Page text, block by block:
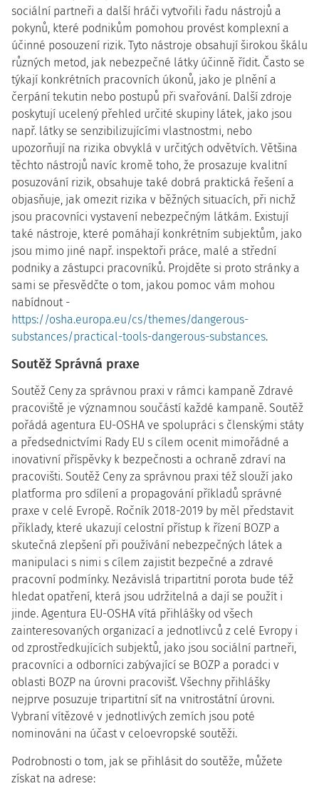
sociální partneři a další hráči vytvořili řadu nástrojů a
pokynů, které podnikům pomohou provést komplexní a
účinné posouzení rizik. Tyto nástroje obsahují širokou škálu
různých metod, jak nebezpečné látky účinně řídit. Často se
týkají konkrétních pracovních úkonů, jako je plnění a
čerpání tekutin nebo postupů při svařování. Další zdroje
poskytují ucelený přehled určité skupiny látek, jako jsou
např. látky se senzibilizujícími vlastnostmi, nebo
upozorňují na rizika obvyklá v určitých odvětvích. Většina
těchto nástrojů navíc kromě toho, že prosazuje kvalitní
posuzování rizik, obsahuje také dobrá praktická řešení a
objasňuje, jak omezit rizika v běžných situacích, při nichž
jsou pracovníci vystavení nebezpečným látkám. Existují
také nástroje, které pomáhají konkrétním subjektům, jako
jsou mimo jiné např. inspektoři práce, malé a střední
podniky a zástupci pracovníků. Projděte si proto stránky a
sami se přesvědčte o tom, jakou pomoc vám mohou
nabídnout -
https://osha.europa.eu/cs/themes/dangerous-
substances/practical-tools-dangerous-substances.
Soutěž Správná praxe
Soutěž Ceny za správnou praxi v rámci kampaně Zdravé
pracoviště je významnou součástí každé kampaně. Soutěž
pořádá agentura EU-OSHA ve spolupráci s členskými státy
a předsednictvími Rady EU s cílem ocenit mimořádné a
inovativní příspěvky k bezpečnosti a ochraně zdraví na
pracovišti. Soutěž Ceny za správnou praxi též slouží jako
platforma pro sdílení a propagování příkladů správné
praxe v celé Evropě. Ročník 2018-2019 by měl představit
příklady, které ukazují celostní přístup k řízení BOZP a
skutečná zlepšení při používání nebezpečných látek a
manipulaci s nimi s cílem zajistit bezpečné a zdravé
pracovní podmínky. Nezávislá tripartitní porota bude též
hledat opatření, která jsou udržitelná a dají se použít i
jinde. Agentura EU-OSHA vítá přihlášky od všech
zainteresovaných organizací a jednotlivců z celé Evropy i
od zprostředkujících subjektů, jako jsou sociální partneři,
pracovníci a odborníci zabývající se BOZP a poradci v
oblasti BOZP na úrovni pracovišť. Všechny přihlášky
nejprve posuzuje tripartitní síť na vnitrostátní úrovni.
Vybraní vítězové v jednotlivých zemích jsou poté
nominováni na účast v celoevropské soutěži.
Podrobnosti o tom, jak se přihlásit do soutěže, můžete
získat na adrese: